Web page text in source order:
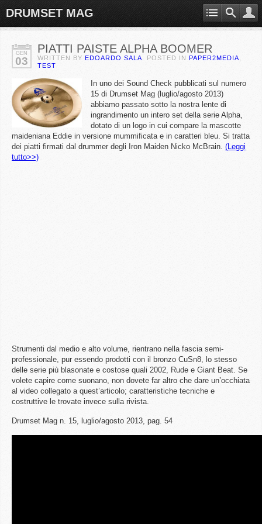
DRUMSET MAG
GEN
03
PIATTI PAISTE ALPHA BOOMER
WRITTEN BY EDOARDO SALA . POSTED IN PAPER2MEDIA
TEST
In uno dei Sound Check pubblicati sul numero
15 di Drumset Mag (luglio/agosto 2013)
abbiamo passato sotto la nostra lente di
ingrandimento un intero set della serie Alpha,
dotato di un logo in cui compare la mascotte
maideniana Eddie in versione mummificata e in caratteri bleu. Si tratta
dei piatti firmati dal drummer degli Iron Maiden Nicko McBrain. (Leggi
tutto>>)
Strumenti dal medio e alto volume, rientrano nella fascia semi-
professionale, pur essendo prodotti con il bronzo CuSn8, lo stesso
delle serie più blasonate e costose quali 2002, Rude e Giant Beat. Se
volete capire come suonano, non dovete far altro che dare un’occhiata
al video collegato a quest’articolo; caratteristiche tecniche e
costruttive le trovate invece sulla rivista.
Drumset Mag n. 15, luglio/agosto 2013, pag. 54